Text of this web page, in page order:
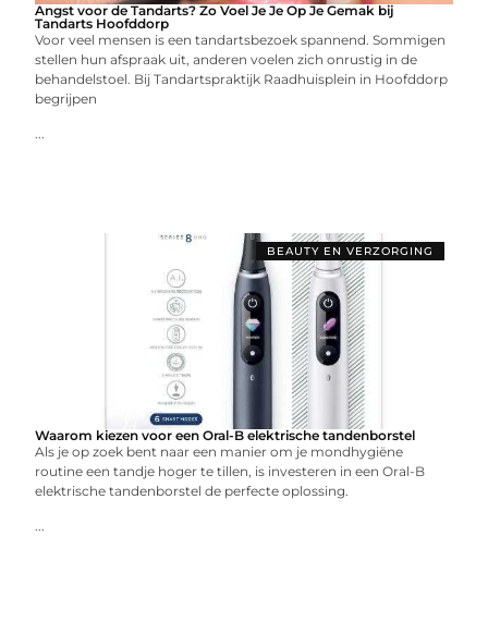
Angst voor de Tandarts? Zo Voel Je Je Op Je Gemak bij
Tandarts Hoofddorp
Voor veel mensen is een tandartsbezoek spannend. Sommigen
stellen hun afspraak uit, anderen voelen zich onrustig in de
behandelstoel. Bij Tandartspraktijk Raadhuisplein in Hoofddorp
begrijpen
...
BEAUTY EN VERZORGING
Waarom kiezen voor een Oral-B elektrische tandenborstel
Als je op zoek bent naar een manier om je mondhygiëne
routine een tandje hoger te tillen, is investeren in een Oral-B
elektrische tandenborstel de perfecte oplossing.
...